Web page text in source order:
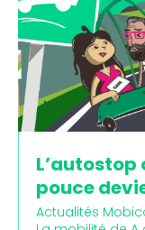
L’autostop
pouce
Actualités